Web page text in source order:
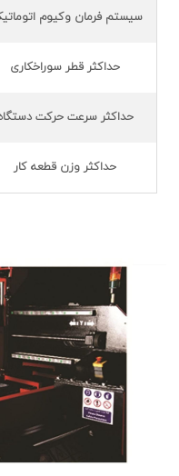
سیستم فرمان وکیوم
حداکثر قطر سوراخکاری
حداکثر سرعت حرکت
حداکثر وزن قطعه کار